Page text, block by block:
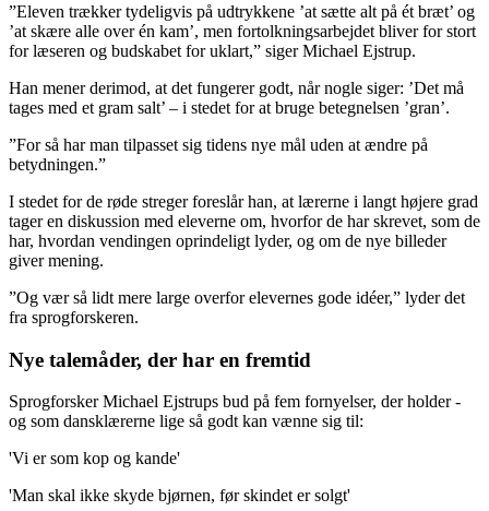
”Eleven trækker tydeligvis på udtrykkene ’at sætte alt på ét bræt’ og
’at skære alle over én kam’, men fortolkningsarbejdet bliver for stort
for læseren og budskabet for uklart,” siger Michael Ejstrup.
Han mener derimod, at det fungerer godt, når nogle siger: ’Det må
tages med et gram salt’ – i stedet for at bruge betegnelsen ’gran’.
”For så har man tilpasset sig tidens nye mål uden at ændre på
betydningen.”
I stedet for de røde streger foreslår han, at lærerne i langt højere grad
tager en diskussion med eleverne om, hvorfor de har skrevet, som de
har, hvordan vendingen oprindeligt lyder, og om de nye billeder
giver mening.
”Og vær så lidt mere large overfor elevernes gode idéer,” lyder det
fra sprogforskeren.
Nye talemåder, der har en fremtid
Sprogforsker Michael Ejstrups bud på fem fornyelser, der holder -
og som dansklærerne lige så godt kan vænne sig til:
'Vi er som kop og kande'
'Man skal ikke skyde bjørnen, før skindet er solgt'